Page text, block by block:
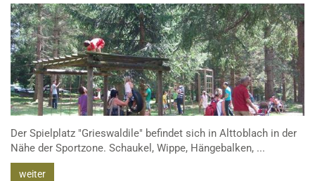
Der Spielplatz "Grieswaldile" befindet sich in Alttoblach in der
Nähe der Sportzone. Schaukel, Wippe, Hängebalken, ...
weiter